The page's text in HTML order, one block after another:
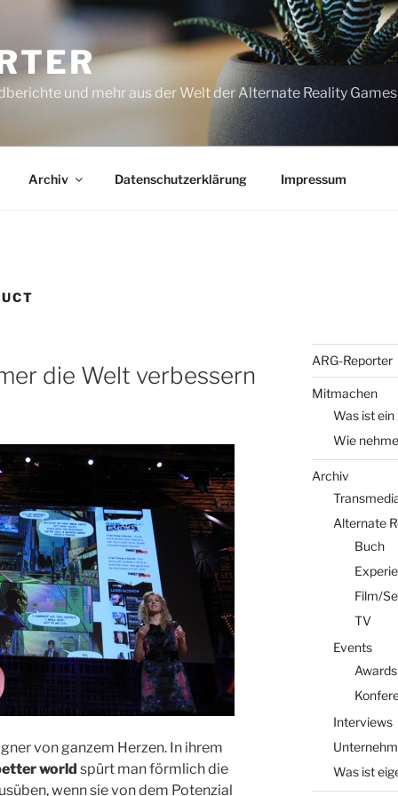
und mehr aus der Welt der Alternate Reality Games
Archiv Datenschutzerklärung Impressum
die Welt verbessern
von ganzem Herzen. In ihrem
world spürt man förmlich die
wenn sie von dem Potenzial
ARG-Reporter
Mitmachen
Was ist
Wie
Archiv
Alternate
Buch
Film/
TV
Events
Awards
Interviews
Was ist